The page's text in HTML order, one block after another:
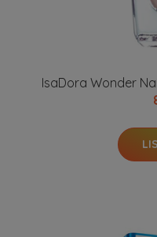
IsaDora Wonder